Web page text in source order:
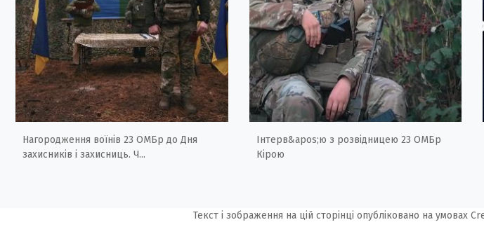
Нагородження воїнів 23 ОМБр до Дня
захисників і захисниць. Ч...
Інтерв&apos;ю з розвідницею 23 ОМБр
Кірою
Текст і зображення на цій сторінці опубліковано на умовах